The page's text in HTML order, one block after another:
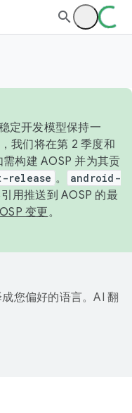
定开发模型保持一
我们将在第 2 季度和
构建 AOSP 并为其贡
release 。
android-
用推送到 AOSP 的最
变更。
您偏好的语言。AI 翻